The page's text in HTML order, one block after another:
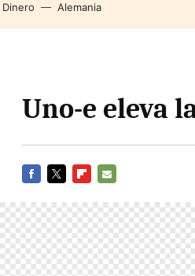
Dinero Alemania
Uno-e eleva
MAIL